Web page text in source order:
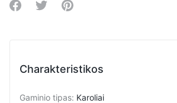
Share on Facebook
Share on Twitter
Share on Pinterest
Charakteristikos
Gaminio tipas: Karoliai